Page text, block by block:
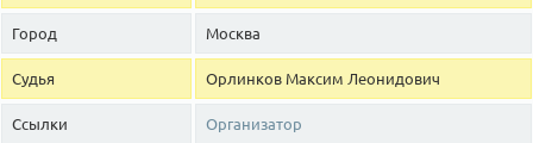
Город Москва
Судья Орлинков Максим Леонидович
Ссылки Организатор